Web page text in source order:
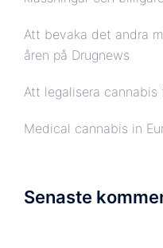
Att bevaka det andra
åren på Drugnews
Att legalisera
Medical cannabis in
Senaste